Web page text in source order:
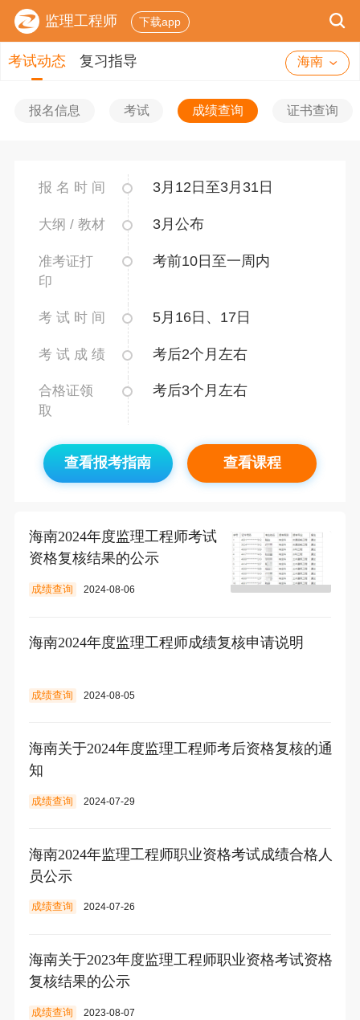
监理工程师 下载app
考试动态 复习指导 海南
报名信息 考试 成绩查询 证书查询
报 名 时 间 3月12日至3月31日
大纲 / 教材 3月公布
准考证打
印
考前10日至一周内
考 试 时 间 5月16日、17日
考 试 成 绩 考后2个月左右
合格证领
取
考后3个月左右
查看报考指南 查看课程
海南2024年度监理工程师考试
资格复核结果的公示
成绩查询 2024-08-06
海南2024年度监理工程师成绩复核申请说明
成绩查询 2024-08-05
海南关于2024年度监理工程师考后资格复核的通
知
成绩查询 2024-07-29
海南2024年监理工程师职业资格考试成绩合格人
员公示
成绩查询 2024-07-26
海南关于2023年度监理工程师职业资格考试资格
复核结果的公示
成绩查询 2023-08-07